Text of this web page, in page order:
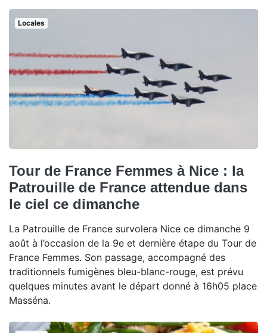
Locales
Tour de France Femmes à Nice : la
Patrouille de France attendue dans
le ciel ce dimanche
La Patrouille de France survolera Nice ce dimanche 9
août à l’occasion de la 9e et dernière étape du Tour de
France Femmes. Son passage, accompagné des
traditionnels fumigènes bleu-blanc-rouge, est prévu
quelques minutes avant le départ donné à 16h05 place
Masséna.